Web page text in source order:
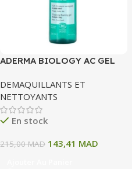
ADERMA BIOLOGY AC GEL
PURIFIANT 200 ML
DEMAQUILLANTS ET
NETTOYANTS
En stock
215,00MAD 143,41 MAD